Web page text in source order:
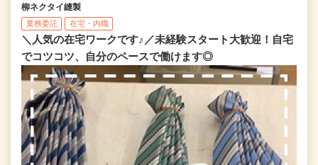
柳ネクタイ縫製
業務委託 在宅・内職
＼人気の在宅ワークです♪／未経験スタート大歓迎！自宅
でコツコツ、自分のペースで働けます◎